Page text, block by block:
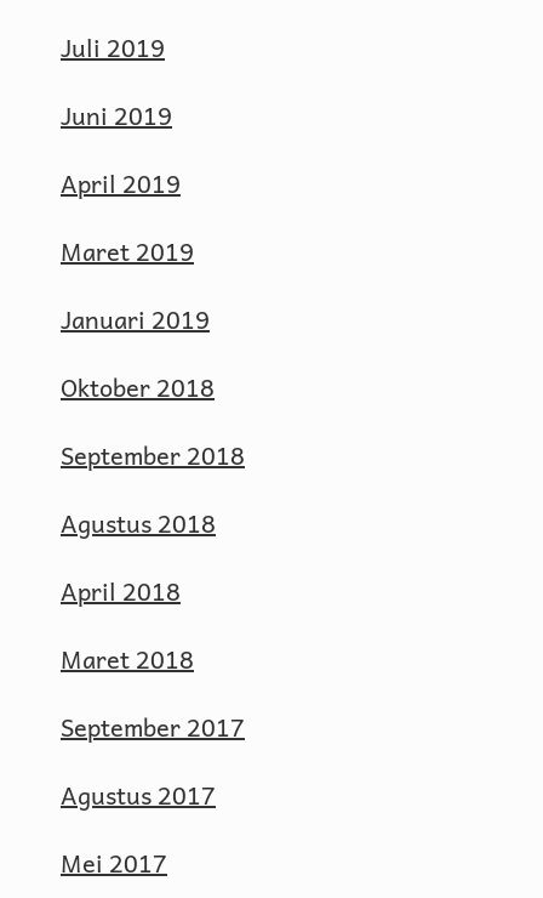
Juli 2019
Juni 2019
April 2019
Maret 2019
Januari 2019
Oktober 2018
September 2018
Agustus 2018
April 2018
Maret 2018
September 2017
Agustus 2017
Mei 2017